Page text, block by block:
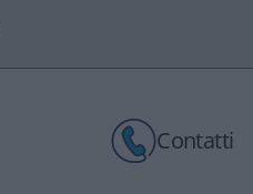
Contatti